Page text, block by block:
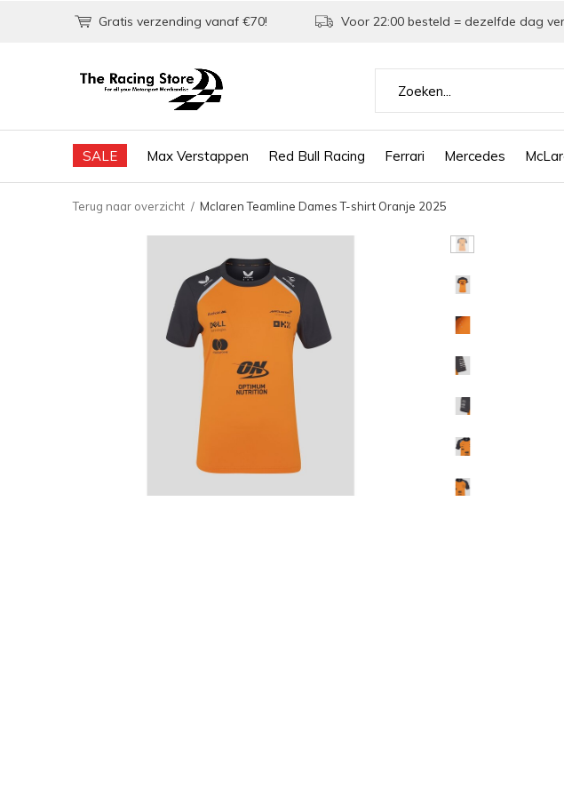
SALE Max Verstappen Red Bull Racing Ferrari Mercedes
Gratis verzending vanaf €70! Voor 22:00 besteld = dezelfde dag
Terug naar overzicht Mclaren Teamline Dames T-shirt Oranje 2025